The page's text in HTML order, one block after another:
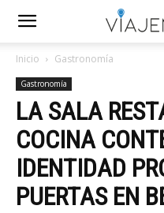
Inicio Gastronomía
Gastronomía
LA SALA
COCINA
IDENTIDAD
PUERTAS EN